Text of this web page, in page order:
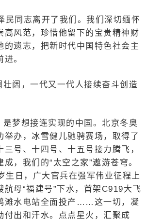
民同志离开了我们。我们深切缅怀
高风范，珍惜他留下的宝贵精神财
的遗志，把新时代中国特色社会主
。
壮阔，一代又一代人接续奋斗创造
是梦想接连实现的中国。北京冬奥
举办，冰雪健儿驰骋赛场，取得了
三号、十四号、十五号接力腾飞，
，我们的“太空之家”遨游苍穹。
生日，广大官兵在强军伟业征程上
航母“福建号”下水，首架C919大飞
滩水电站全面投产……这一切，凝
付出和汗水。点点星火，汇聚成